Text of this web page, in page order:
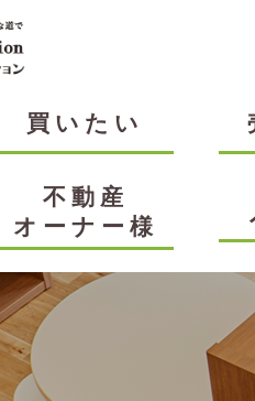
買いたい
不動産
オーナー様